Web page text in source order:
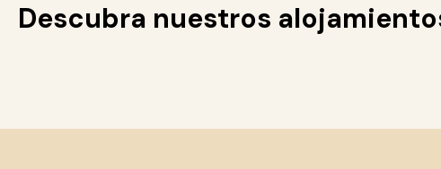
Descubra nuestros